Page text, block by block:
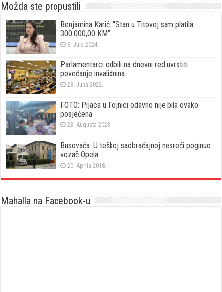
Možda ste propustili
Benjamina Karić: “Stan u Titovoj sam platila
300.000,00 KM”
8. Jula 2024.
Parlamentarci odbili na dnevni red uvrstiti
povećanje invalidnina
28. Juna 2022.
FOTO: Pijaca u Fojnici odavno nije bila ovako
posjećena
23. Augusta 2023.
Busovača: U teškoj saobraćajnoj nesreći poginuo
vozač Opela
20. Aprila 2018.
Mahalla na Facebook-u